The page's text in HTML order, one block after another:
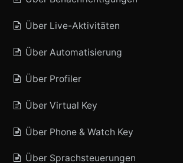
Über Live-Aktivitäten
Über Automatisierung
Über Profiler
Über Virtual Key
Über Phone & Watch Key
Über Sprachsteuerungen